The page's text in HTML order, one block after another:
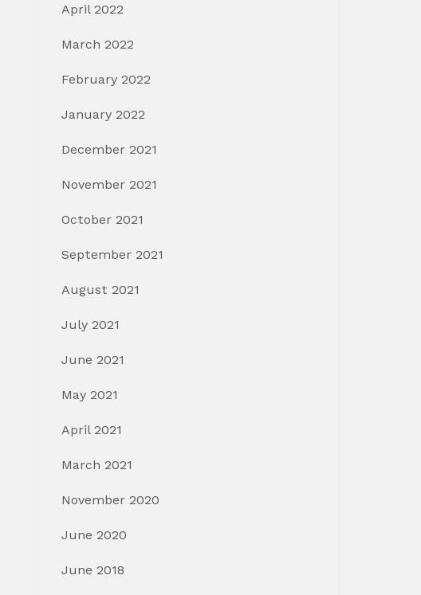
April 2022
March 2022
February 2022
January 2022
December 2021
November 2021
October 2021
September 2021
August 2021
July 2021
June 2021
May 2021
April 2021
March 2021
November 2020
June 2020
June 2018